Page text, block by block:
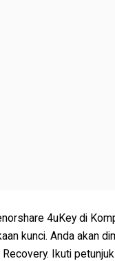
4uKey di
kunci. Anda akan
Ikuti